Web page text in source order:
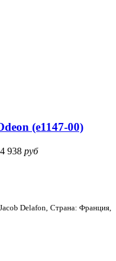
(e1147-00)
938 руб
Delafon, Страна: Франция,